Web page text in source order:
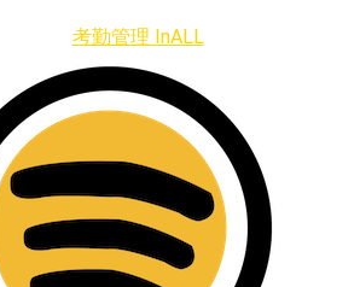
考勤管理 InALL